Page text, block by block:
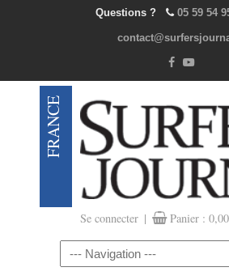
Questions ? 05 59 54
Se connecter | Panier : 0,00
Navigation